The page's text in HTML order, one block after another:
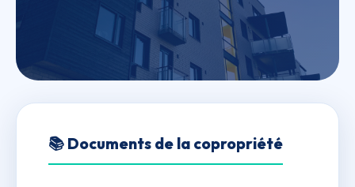
ONYX
📚 Documents de la copropriété